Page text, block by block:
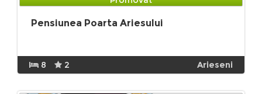
Pensiunea Poarta Ariesului
8 2 Arieseni